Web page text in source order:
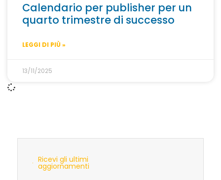
Calendario per publisher per un
quarto trimestre di successo
LEGGI DI PIÙ »
13/11/2025
Ricevi gli ultimi
aggiornamenti